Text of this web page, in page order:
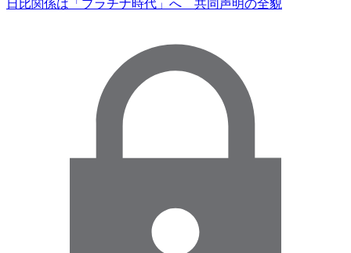
日比関係は「プラチナ時代」へ 共同声明の全貌